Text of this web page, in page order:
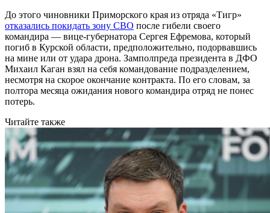
До этого чиновники Приморского края из отряда «Тигр»
отказались покидать зону СВО после гибели своего
командира — вице-губернатора Сергея Ефремова, который
погиб в Курской области, предположительно, подорвавшись
на мине или от удара дрона. Замполпреда президента в ДФО
Михаил Каган взял на себя командование подразделением,
несмотря на скорое окончание контракта. По его словам, за
полтора месяца ожидания нового командира отряд не понес
потерь.
Читайте также